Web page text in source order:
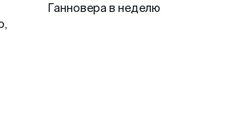
Ганновера в неделю